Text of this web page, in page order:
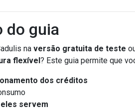
do guia
naversão gratuita de teste
flexível? Este guia permite que
dos créditos
servem